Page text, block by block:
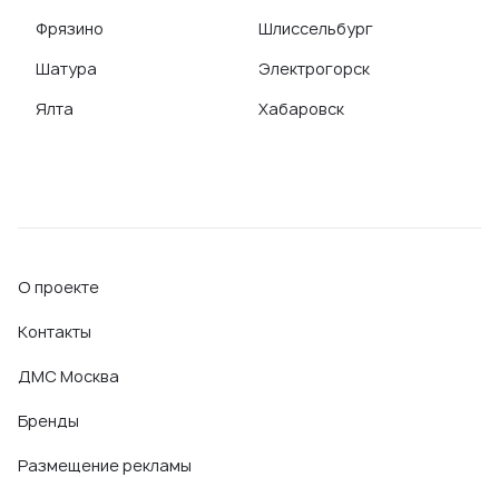
Фрязино
Шатура
Ялта
Шлиссельбург
Электрогорск
Хабаровск
О проекте
Контакты
ДМС Москва
Бренды
Размещение рекламы